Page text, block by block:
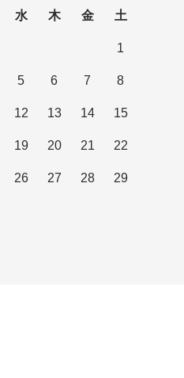
水 木 金 土
1
5 6 7 8
12 13 14 15
19 20 21 22
26 27 28 29